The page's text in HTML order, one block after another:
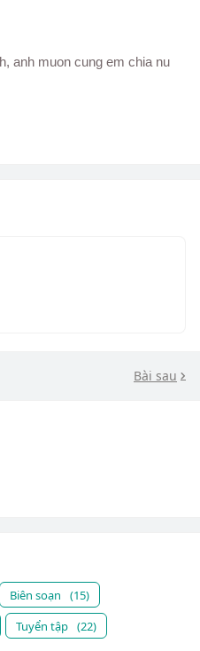
anh muon cung em chia nu
Bài sau
Biên soạn
(15)
Tuyển tập (22)